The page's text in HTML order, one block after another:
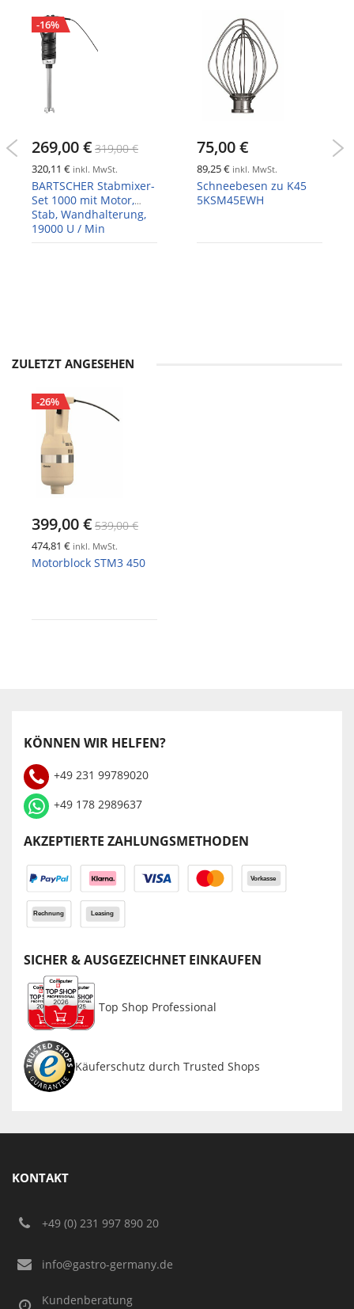
-16%
269,00 € 319,00 €
320,11 € inkl. MwSt.
BARTSCHER Stabmixer-
Set 1000 mit Motor,
Stab, Wandhalterung,
19000 U / Min
75,00 €
89,25 € inkl. MwSt.
Schneebesen zu K45
5KSM45EWH
ZULETZT ANGESEHEN
-26%
399,00 € 539,00 €
474,81 € inkl. MwSt.
Motorblock STM3 450
KÖNNEN WIR HELFEN?
+49 231 99789020
+49 178 2989637
AKZEPTIERTE ZAHLUNGSMETHODEN
SICHER & AUSGEZEICHNET EINKAUFEN
Top Shop Professional
Käuferschutz durch Trusted Shops
KONTAKT
+49 (0) 231 997 890 20
info@gastro-germany.de
Kundenberatung